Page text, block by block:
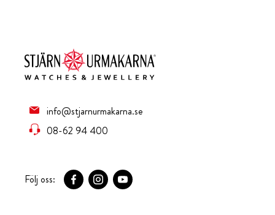
info@stjarnurmakarna.se
08-62 94 400
Följ oss: